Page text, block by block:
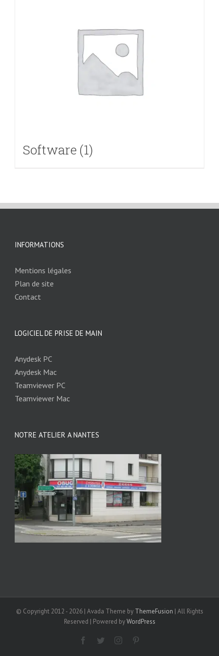
Software (1)
INFORMATIONS
Mentions légales
Plan de site
Contact
LOGICIEL DE PRISE DE MAIN
Anydesk PC
Anydesk Mac
Teamviewer PC
Teamviewer Mac
NOTRE ATELIER A NANTES
© Copyright 2012 - 2026 | Avada Theme by ThemeFusion | All Rights
Reserved | Powered byWordPress
Facebook
TwitterInstagram